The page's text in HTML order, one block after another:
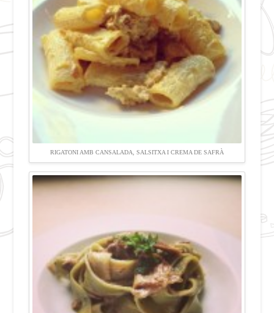
RIGATONI AMB CANSALADA, SALSITXA I CREMA DE SAFRÀ